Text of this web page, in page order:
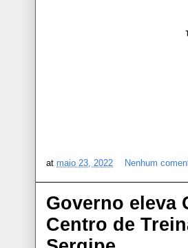
at maio 23, 2022 Nenhum
Governo eleva
Centro de